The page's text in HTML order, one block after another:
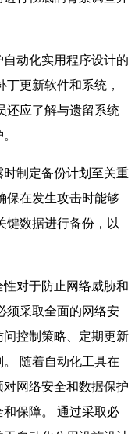
动化实用程序设计的
更新软件和系统，
还应了解与遗留系统
制定备份计划至关重
保在发生攻击时能够
键数据进行备份，以
对于防止网络威胁和
须采取全面的网络安
控制策略、定期更新
随着自动化工具在
网络安全和数据保护
保障。 通过采取必